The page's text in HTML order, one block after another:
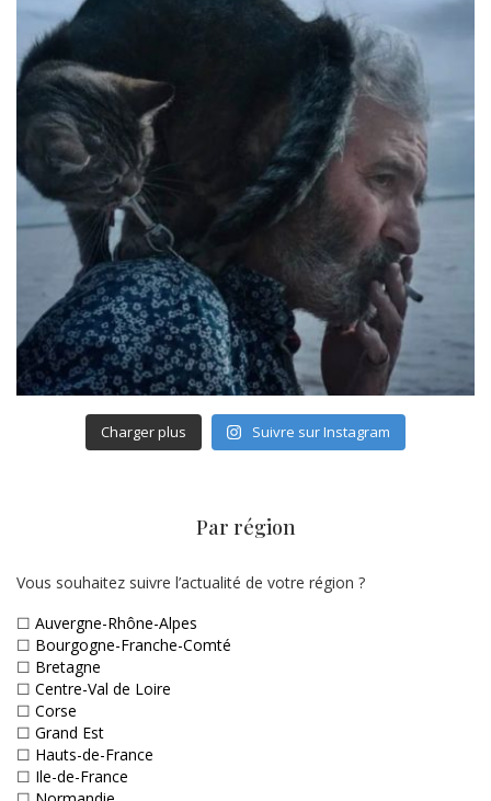
Charger plus Suivre sur Instagram
Par région
Vous souhaitez suivre l’actualité de votre région ?
☐ Auvergne-Rhône-Alpes
☐ Bourgogne-Franche-Comté
☐ Bretagne
☐ Centre-Val de Loire
☐ Corse
☐ Grand Est
☐ Hauts-de-France
☐ Ile-de-France